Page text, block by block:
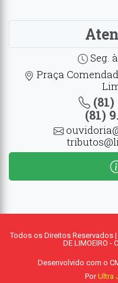
Seg.
Praça
(81)
(81)
Todos os Direitos Reservados |
DE LIMOEIRO -
Desenvolvido com o
PorUltra